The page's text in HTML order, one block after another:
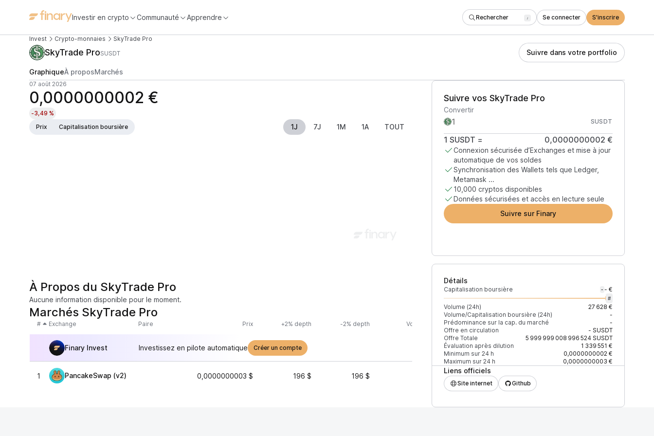
Investir en crypto Communauté Apprendre Rechercher / Se connecter S'inscrire
Invest Crypto-monnaies SkyTrade Pro
SkyTrade ProSUSDT Suivre dans votre portfolio
GraphiqueÀ proposMarchés
07 août 2026
0,0000000002 €
-3,49 %
Prix
Capitalisation boursière 1J 7J 1M 1A TOUT
Suivre vos SkyTrade Pro
Convertir
SUSDT
1 SUSDT = 0,0000000002 €
Connexion sécurisée d’Exchanges et mise à jour
automatique de vos soldes
Synchronisation des Wallets tels que Ledger,
Metamask ...
10,000 cryptos disponibles
Données sécurisées et accès en lecture seule
Suivre sur Finary
Détails
Capitalisation boursière - - €
#
Volume (24h)
27 628 €
Volume/Capitalisation boursière (24h)
-
Prédominance sur la cap. du marché
-
Offre en circulation
- SUSDT
Offre Totale
5 999 999 008 996 524SUSDT
Évaluation après dilution
1 339 551 €
Minimum sur 24 h
0,0000000002 €
Maximum sur 24 h
0,0000000003 €
Liens officiels
Site internet Github
À Propos du SkyTrade Pro
Aucune information disponible pour le moment.
Marchés SkyTrade Pro
# Exchange Paire Prix +2% depth -2% depth Volume (24h) % du volume Confiance Mis à jour
Finary Invest Investissez en pilote automatique Créer un compte
1 PancakeSwap (v2) 0,0000000003 $ 196 $ 196 $ 100 %